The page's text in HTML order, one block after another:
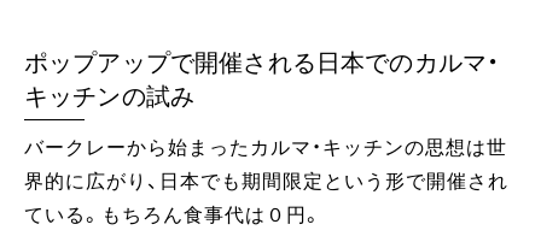
ポップアップで開催される日本でのカルマ・
キッチンの試み
バークレーから始まったカルマ・キッチンの思想は世
界的に広がり、日本でも期間限定という形で開催され
ている。もちろん食事代は０円。